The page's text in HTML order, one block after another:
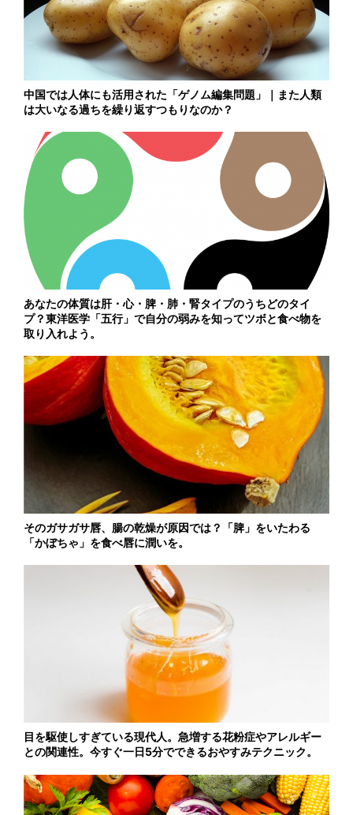
中国では人体にも活用された「ゲノム編集問題」｜また人類
は大いなる過ちを繰り返すつもりなのか？
あなたの体質は肝・心・脾・肺・腎タイプのうちどのタイ
プ？東洋医学「五行」で自分の弱みを知ってツボと食べ物を
取り入れよう。
そのガサガサ唇、腸の乾燥が原因では？「脾」をいたわる
「かぼちゃ」を食べ唇に潤いを。
目を駆使しすぎている現代人。急増する花粉症やアレルギー
との関連性。今すぐ一日5分でできるおやすみテクニック。